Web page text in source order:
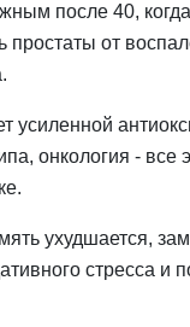
после 40,
от
усиленной
онкология - все
ухудшается,
стресса и